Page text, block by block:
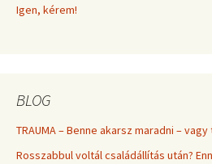
Igen, kérem!
BLOG
TRAUMA – Benne akarsz maradni –
Rosszabbul voltál családállítás után?